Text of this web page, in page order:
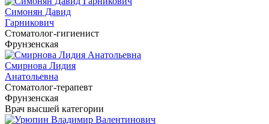
Симонян Давид
Гарникович
Cтоматолог-гигиенист
Фрунзенская
Смирнова Лидия
Анатольевна
Cтоматолог-терапевт
Фрунзенская
Врач высшей категории